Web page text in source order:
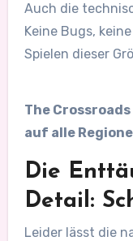
Auch die
Keine Bugs,
Spielen dieser
The
auf alle
Die
Detail:
Leider lässt die